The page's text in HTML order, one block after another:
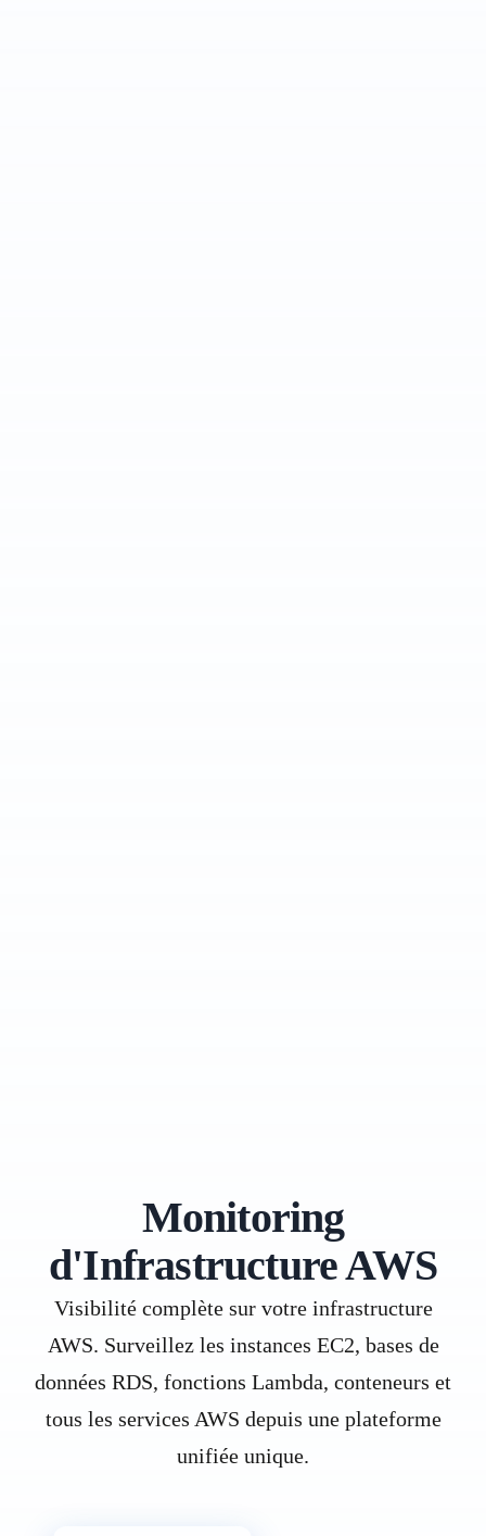
Monitoring
d'Infrastructure AWS
Visibilité complète sur votre infrastructure
AWS. Surveillez les instances EC2, bases de
données RDS, fonctions Lambda, conteneurs et
tous les services AWS depuis une plateforme
unifiée unique.